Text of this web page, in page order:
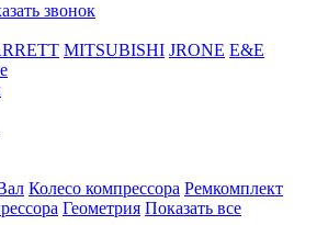
звонок
MITSUBISHI JRONE E&E
Колесо компрессора Ремкомплект
Геометрия Показать все